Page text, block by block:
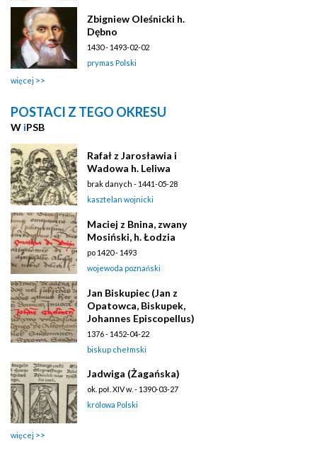
Zbigniew Oleśnicki h.
Dębno
1430 - 1493-02-02
prymas Polski
więcej
POSTACI Z TEGO OKRESU
W iPSB
Rafał z Jarosławia i
Wadowa h. Leliwa
brak danych - 1441-05-28
kasztelan wojnicki
Maciej z Bnina, zwany
Mosiński, h. Łodzia
po 1420 - 1493
wojewoda poznański
Jan Biskupiec (Jan z
Opatowca, Biskupek,
Johannes Episcopellus)
1376 - 1452-04-22
biskup chełmski
Jadwiga (Żagańska)
ok. poł. XIV w. - 1390-03-27
królowa Polski
więcej